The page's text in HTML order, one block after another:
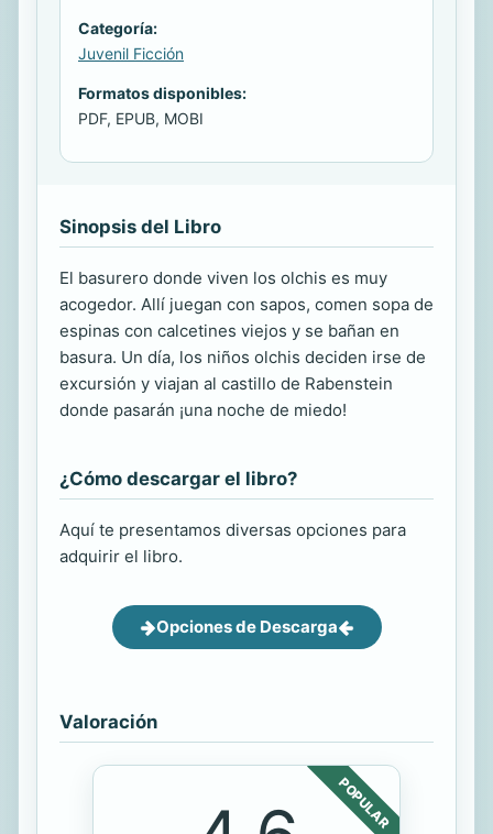
Categoría:
Juvenil Ficción
Formatos disponibles:
PDF, EPUB, MOBI
Sinopsis del Libro
El basurero donde viven los olchis es muy
acogedor. Allí juegan con sapos, comen sopa de
espinas con calcetines viejos y se bañan en
basura. Un día, los niños olchis deciden irse de
excursión y viajan al castillo de Rabenstein
donde pasarán ¡una noche de miedo!
¿Cómo descargar el libro?
Aquí te presentamos diversas opciones para
adquirir el libro.
Opciones de Descarga
Valoración
POPULAR